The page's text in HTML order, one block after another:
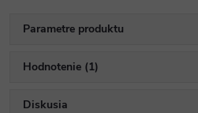
Parametre produktu
Hodnotenie (1)
Diskusia